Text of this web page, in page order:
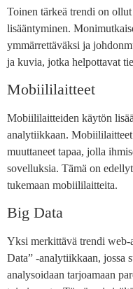
Toinen tärkeä trendi on
lisääntyminen.
ymmärrettäväksi ja
ja kuvia, jotka helpottavat
Mobiililaitteet
Mobiililaitteiden käytön
analytiikkaan.
muuttaneet tapaa, jolla
sovelluksia. Tämä on
tukemaan mobiililaitteita.
Big Data
Yksi merkittävä trendi
Data” -analytiikkaan, jossa
analysoidaan tarjoamaan